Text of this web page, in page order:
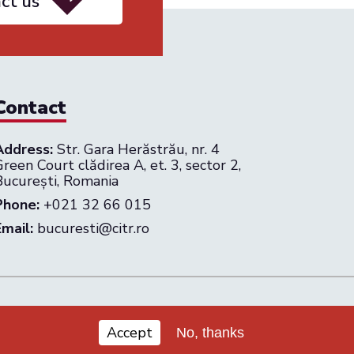
Str. Gara Herăstrău, nr. 4
Court clădirea A, et. 3, sector 2,
Romania
+021 32 66 015
bucuresti@citr.ro
CITR Romania. All rights reserved
Accept No, thanks